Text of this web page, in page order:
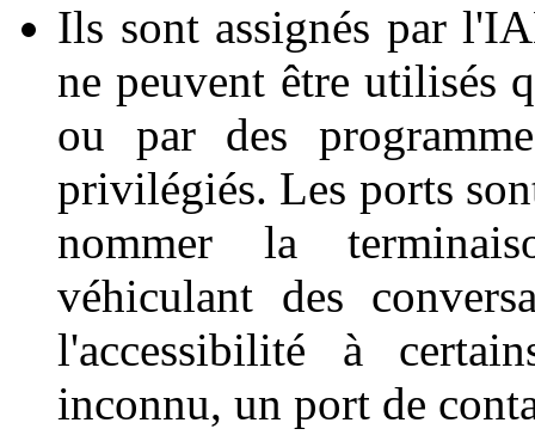
Ils sont assignés par
ne peuvent être utilisés
ou par des
privilégiés. Les ports
nommer la
véhiculant des
l'accessibilité à
inconnu, un port de